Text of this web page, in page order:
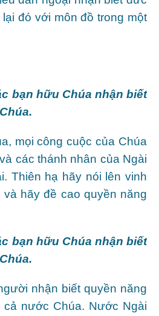
đó với môn đồ trong một
bạn hữu Chúa nhận biết
mọi công cuộc của Chúa
các thánh nhân của Ngài
Thiên hạ hãy nói lên vinh
hãy đề cao quyền năng
bạn hữu Chúa nhận biết
nhận biết quyền năng
cả nước Chúa. Nước Ngài